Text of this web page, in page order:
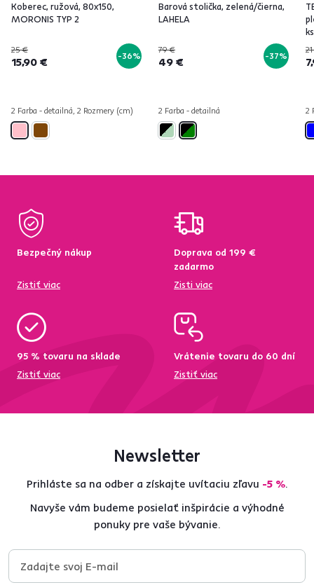
Koberec, ružová, 80x150,
MORONIS TYP 2
25 €
15,90 € -36%
2 Farba - detailná, 2 Rozmery (cm)
Barová stolička, zelená/čierna,
LAHELA
79 €
49 € -37%
2 Farba - detailná 2
Bezpečný nákup
Zistiť viac
Doprava od 199 €
zadarmo
Zisti viac
95 % tovaru na sklade
Zistiť viac
Vrátenie tovaru do 60 dní
Zistiť viac
Newsletter
Prihláste sa na odber a získajte uvítaciu zľavu -5 %.
Navyše vám budeme posielať inšpirácie a výhodné
ponuky pre vaše bývanie.